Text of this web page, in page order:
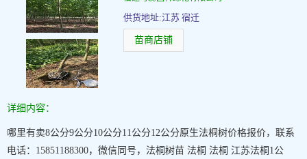
供货地址:江苏 宿迁
苗商店铺
详细内容：
哪里有卖8公分9公分10公分11公分12公分原生法桐树价格报价，联系
电话：15851188300，微信同号，法桐树苗 法桐 法桐 江苏法桐1公